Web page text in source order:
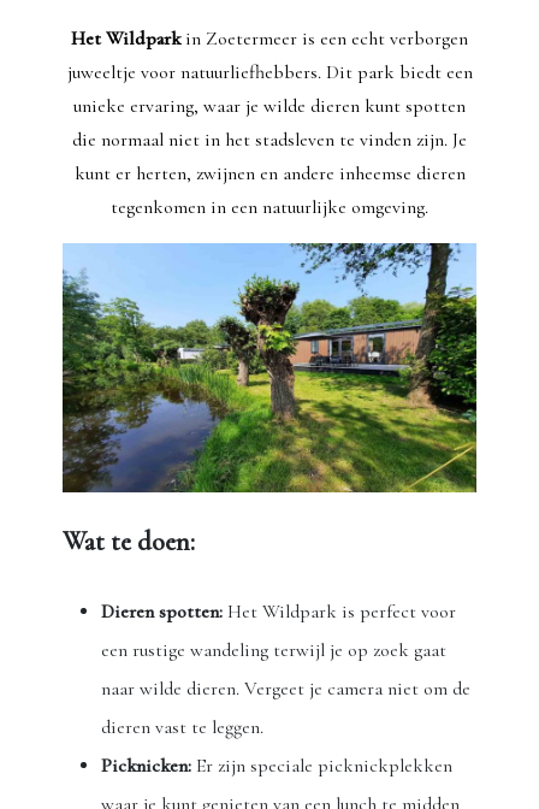
Het Wildparkin Zoetermeer is een echt verborgen
juweeltje voor natuurliefhebbers. Dit park biedt een
unieke ervaring, waar je wilde dieren kunt spotten
die normaal niet in het stadsleven te vinden zijn. Je
kunt er herten, zwijnen en andere inheemse dieren
tegenkomen in een natuurlijke omgeving.
Wat te doen:
Dieren spotten: Het Wildpark is perfect voor
een rustige wandeling terwijl je op zoek gaat
naar wilde dieren. Vergeet je camera niet om de
dieren vast te leggen.
Picknicken: Er zijn speciale picknickplekken